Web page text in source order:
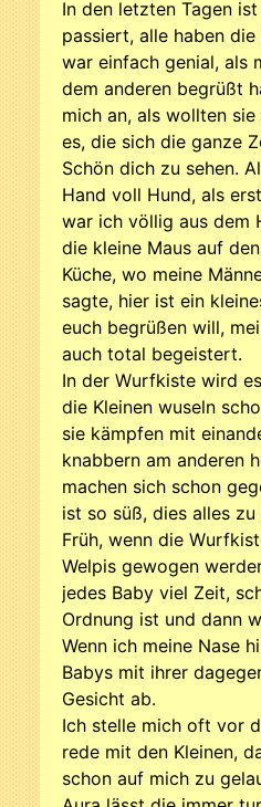
In den letzten Tagen
passiert, alle haben
war einfach genial, als
dem anderen begrüßt
mich an, als wollten
es, die sich die ganze
Schön dich zu sehen.
Hand voll Hund, als
war ich völlig aus dem
die kleine Maus auf
Küche, wo meine
sagte, hier ist ein
euch begrüßen will,
auch total begeistert.
In der Wurfkiste wird
die Kleinen wuseln
sie kämpfen mit
knabbern am anderen
machen sich schon
ist so süß, dies alles
Früh, wenn die
Welpis gewogen
jedes Baby viel Zeit,
Ordnung ist und dann
Wenn ich meine Nase
Babys mit ihrer
Gesicht ab.
Ich stelle mich oft vor
rede mit den Kleinen,
schon auf mich zu